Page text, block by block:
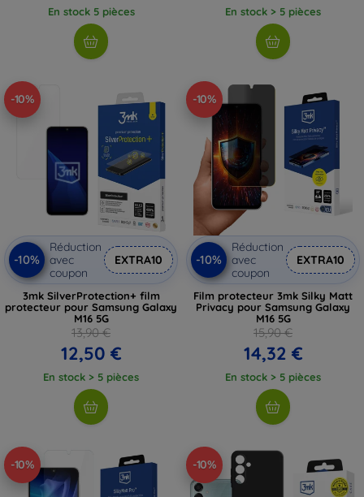
En stock 5 pièces En stock > 5 pièces
-10%
-10%
Réduction
avec
coupon
EXTRA10
3mk SilverProtection+ film
protecteur pour Samsung Galaxy
M16 5G
13,90 €
12,50 €
En stock > 5 pièces
-10%
-10%
Réduction
avec
coupon
EXTRA10
Film protecteur 3mk Silky Matt
Privacy pour Samsung Galaxy
M16 5G
15,90 €
14,32 €
En stock > 5 pièces
-10% -10%